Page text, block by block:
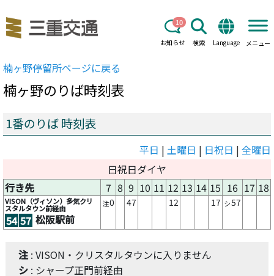
お知らせ
10
検索 Language メニュー
楠ヶ野停留所ページに戻る
楠ヶ野のりば時刻表
1番のりば 時刻表
平日 | 土曜日 | 日祝日 | 全曜日
日祝日ダイヤ
行き先
7 8 9 10 11 12 13 14 15 16 17 18
VISON（ヴィソン）多気クリ
スタルタウン前経由
54 57 松阪駅前
注0 47 12 17 シ57
注 : VISON・クリスタルタウンに入りません
シ : シャープ正門前経由